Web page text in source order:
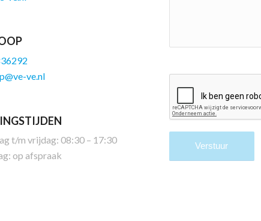
ve.nl
t/m vrijdag: 08:30 – 17:30
op afspraak